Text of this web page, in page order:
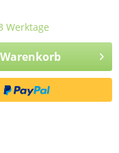
Werktage
Warenkorb